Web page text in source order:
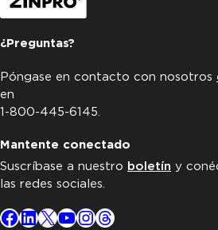
¿Preguntas?
Póngase en contacto con nosotros
en
1-800-445-6145.
Mantente conectado
Suscríbase a nuestro boletín y
las redes sociales.
Facebook
LinkedIn
X YouTube
Instagram
Threads